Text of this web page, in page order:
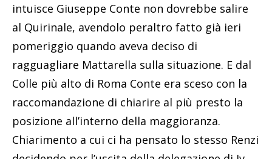
intuisce Giuseppe Conte non dovrebbe salire
al Quirinale, avendolo peraltro fatto già ieri
pomeriggio quando aveva deciso di
ragguagliare Mattarella sulla situazione. E dal
Colle più alto di Roma Conte era sceso con la
raccomandazione di chiarire al più presto la
posizione all’interno della maggioranza.
Chiarimento a cui ci ha pensato lo stesso Renzi